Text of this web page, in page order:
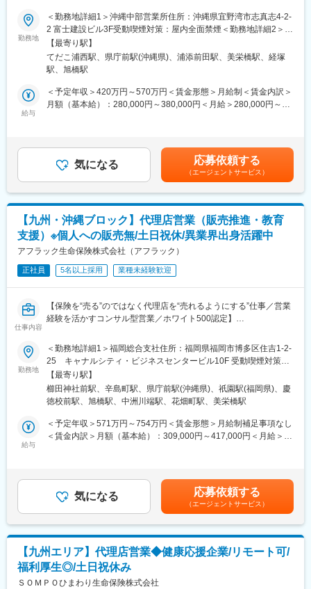
礎知識を習得
↓
・現地研修／通算6ヵ月
配属先の営業所にてお客さまアドバイザーの新規採用、活動基盤
の開拓 、お客さま対応等の現場での個人営業を経験
・事務研修／2ヵ月
お客さま対応や事務処理、経営費管理、労務管理等の習得
・所長補佐（２～３年目）
お客さまアドバイザーの採用、指導・育成、同行・営業支援等、
後、営業所長に昇格。
■働き方の魅力：
・男女共に育児休職取得率は100%！
・時差出勤制度、社宅制度（営業所長就任後、利用可）も完備
・住宅手当や家族手当、退職金手当等の福利厚生制度が充実
■同社の強み
契約のほぼすべて（約96％）が有配当保険（会社の利益の一部を
配当金としてご契約者へお支払いする保険）なので、配当還元が
いが続くという仕組みに強みがあります。
変更の範囲：会社の定める業務
■業務内容
アクサアドバイザー（営業社員）の採用・育成・組織マネジメン
トを担当頂きます。優秀な社員を採用し研修、ロープレ、同行に
よる実践指導、対面実施より自立できる社員を育成し、支社長、
営業所長の指導の下、組織を拡大しマネジメントスキルを学んで
頂きます。
そして入社3年後を目標に営業所長へキャリアアップを目指してい
ただきます。
※モデル年収
採用育成マネージャー：420～878万円※平均640万円
同社の魅力
■圧倒的な早期キャリアUP
金融機関では、営業管理職登用に長い期間を要しますが、同社で
は最短3年目で営業管理職登用を目指せます。
3年目で営業所長に登用頂くことを前提に採用をしており、それに
向けて2年間の充実したカリキュラムを実施します。そのため地方
銀行、信用金庫、共済などの保険業界未経験者の方々も入社いた
だき活躍しています。
■充実した2年間の育成カリキュラム
社後6か月間は本社研修（オンライン）を受講しながら、配属先営
業所でOJTを実施します。
2年間、本社・支社・営業所が一体となって業務に必要な知識や実
践的なスキルを磨いていただくために一人ひとりが着実に成長で
きる環境を整えバックアップします。
■商工会議所とのパートナーシップ
同社は古くから全国の商工会議所／商工会と連携し、地域経済の
その歴史により、商工会議所からの紹介や協業によって訪問のき
っかけを作りやすいアドバンテージは他社にはない有利性があり
ます。
金融営業で一番苦しむ行先がない。について同社は商工会議所と
の連携強化により訪問先を見出せます。
■アクサGについて
アクサは1817年にフランスで生まれ、世界51の国と地域にサービ
勤務地
＜勤務地詳細1＞沖縄中部営業所住所：沖縄県宜野湾市志真志4-2-
2 富士建設ビル3F受動喫煙対策：屋内全面禁煙＜勤務地詳細2＞那
覇営業所住所：沖縄県那覇市久茂地2-8-1 JEI那覇ビル5f受動喫煙
対策：屋内全面禁煙
【最寄り駅】
てだこ浦西駅、県庁前駅(沖縄県)、浦添前田駅、美栄橋駅、経塚
駅、旭橋駅
給与
＜予定年収＞420万円～570万円＜賃金形態＞月給制＜賃金内訳＞
月額（基本給）：280,000円～380,000円＜月給＞280,000円～
じて上下する可能性があります。月給(月額)は固定手当を含めた表
記です。気になる 応募依頼する
（エージェントサービス）
【九州・沖縄ブロック】代理店営業（販売推進・教育
支援）※個人への販売無/土日祝休/異業界出身活躍中
アフラック生命保険株式会社（アフラック）
正社員 5名以上採用 業種未経験歓迎
仕事内容
【保険を“売る”のではなく代理店を“売れるようにする”仕事／営業
経験を活かすコンサル型営業／ホワイト500認定】
「がん保険といえばアフラック」のイメージが強いですが、介護
保険を世界で初めて発売したのもアフラックです。
がん保険・医療保険を中心とした「第三分野」に強みを持ち、
「生きるための保険」を切り拓いてきました。
■業務内容
全国8000店以上の販売代理店や提携金融機関がお客様により良い
保険提案ができるよう、販売促進や経営課題解決のためのコンサ
・販売戦略の立案
・商品勉強会や各種研修、販売方法指導
■1日の流れ
9時：朝礼、チーム内での事例共有など
10時：販売戦略ミーティング
勤務地
＜勤務地詳細1＞福岡総合支社住所：福岡県福岡市博多区住吉1-2-
25 キャナルシティ・ビジネスセンタービル10F 受動喫煙対策：
屋内全面禁煙＜勤務地詳細2＞熊本支社住所：熊本県熊本市中央区
新市街11-18 熊本第一生命ビルディング10F受動喫煙対策：屋内
全面禁煙＜勤務地詳細3＞沖縄支社住所：沖縄県那覇市久米2-4-
囲：会社の定める事業所（リモートワーク含む）
【最寄り駅】
櫛田神社前駅、辛島町駅、県庁前駅(沖縄県)、祇園駅(福岡県)、慶
徳校前駅、旭橋駅、中洲川端駅、花畑町駅、美栄橋駅
給与
＜予定年収＞571万円～754万円＜賃金形態＞月給制補足事項なし
＜賃金内訳＞月額（基本給）：309,000円～417,000円＜月給＞
です。※転居を伴う場合、別途転勤手当（4万円～6万円/月）と住
宅補助（例：6万円/月までの9割会社負担）の支給がございます。
賃金はあくまでも目安の金額であり、選考を通じて上下する可能
性があります。月給(月額)は固定手当を含めた表記です。
気になる 応募依頼する
（エージェントサービス）
【九州エリア】代理店営業◆健康応援企業/リモート可/
福利厚生◎/土日祝休み
ＳＯＭＰＯひまわり生命保険株式会社